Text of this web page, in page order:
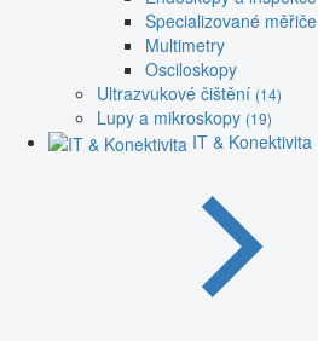
Specializované měřiče
Multimetry
Osciloskopy
Ultrazvukové čištění (14)
Lupy a mikroskopy (19)
IT & Konektivita